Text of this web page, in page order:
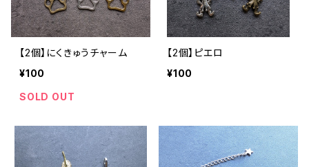
【2個】にくきゅうチャーム
¥100
SOLD OUT
【2個】ピエロ
¥100